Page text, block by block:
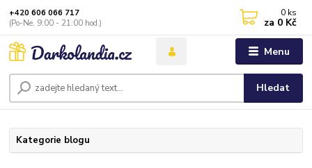
Menu
Hledat
+420 606 066 717
(Po-Ne, 9:00 - 21:00 hod.)
0 ks
za 0 Kč
Kategorie blogu